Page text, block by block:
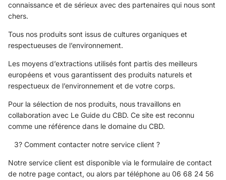
connaissance et de sérieux avec des partenaires qui nous sont
chers.
Tous nos produits sont issus de cultures organiques et
respectueuses de l’environnement.
Les moyens d’extractions utilisés font partis des meilleurs
européens et vous garantissent des produits naturels et
respectueux de l’environnement et de votre corps.
Pour la sélection de nos produits, nous travaillons en
collaboration avec Le Guide du CBD. Ce site est reconnu
comme une référence dans le domaine du CBD.
3? Comment contacter notre service client ?
Notre service client est disponible via le formulaire de contact
de notre page contact, ou alors par téléphone au 06 68 24 56